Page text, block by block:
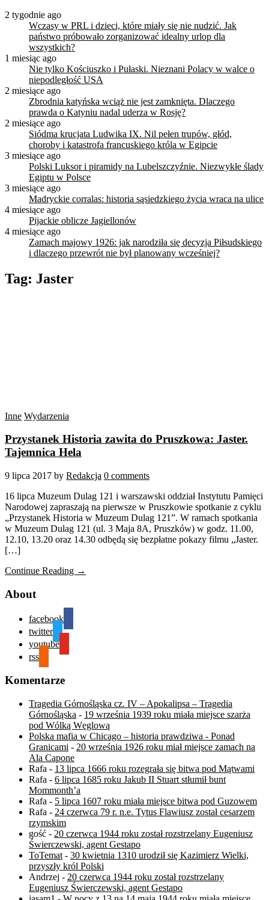
2 tygodnie ago
Wczasy w PRL i dzieci, które miały się nie nudzić. Jak
państwo próbowało zorganizować idealny urlop dla
wszystkich?
1 miesiąc ago
Nie tylko Kościuszko i Pułaski. Nieznani Polacy w walce o
niepodległość USA
2 miesiące ago
Zbrodnia katyńska wciąż nie jest zamknięta. Dlaczego
prawda o Katyniu nadal uderza w Rosję?
2 miesiące ago
Siódma krucjata Ludwika IX. Nil pełen trupów, głód,
choroby i katastrofa francuskiego króla w Egipcie
3 miesiące ago
Polski Luksor i piramidy na Lubelszczyźnie. Niezwykłe ślady
Egiptu w Polsce
3 miesiące ago
Madryckie corralas: historia sąsiedzkiego życia wraca na ulice
4 miesiące ago
Pijackie oblicze Jagiellonów
4 miesiące ago
Zamach majowy 1926: jak narodziła się decyzja Piłsudskiego
i dlaczego przewrót nie był planowany wcześniej?
Tag: Jaster
Inne Wydarzenia
Przystanek Historia zawita do Pruszkowa: Jaster.
Tajemnica Hela
9 lipca 2017 by Redakcja 0 comments
16 lipca Muzeum Dulag 121 i warszawski oddział Instytutu Pamięci
Narodowej zapraszają na pierwsze w Pruszkowie spotkanie z cyklu
„Przystanek Historia w Muzeum Dulag 121”. W ramach spotkania
w Muzeum Dulag 121 (ul. 3 Maja 8A, Pruszków) w godz. 11.00,
12.10, 13.20 oraz 14.30 odbędą się bezpłatne pokazy filmu „Jaster.
[…]
Continue Reading →
About
facebook
twitter
youtube
rss
Komentarze
Tragedia Górnośląska cz. IV – Apokalipsa – Tragedia
Górnośląska - 19 września 1939 roku miała miejsce szarża
pod Wólką Węglową
Polska mafia w Chicago – historia prawdziwa - Ponad
Granicami - 20 września 1926 roku miał miejsce zamach na
Ala Capone
Rafa - 13 lipca 1666 roku rozegrała się bitwa pod Mątwami
Rafa - 6 lipca 1685 roku Jakub II Stuart stłumił bunt
Mommonth’a
Rafa - 5 lipca 1607 roku miała miejsce bitwa pod Guzowem
Rafa - 24 czerwca 79 r. n.e. Tytus Flawiusz został cesarzem
rzymskim
gość - 20 czerwca 1944 roku został rozstrzelany Eugeniusz
Świerczewski, agent Gestapo
ToTemat - 30 kwietnia 1310 urodził się Kazimierz Wielki,
przyszły król Polski
Andrzej - 20 czerwca 1944 roku został rozstrzelany
Eugeniusz Świerczewski, agent Gestapo